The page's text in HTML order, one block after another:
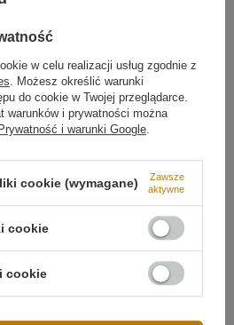
w celu realizacji usług zgodnie z
. Możesz określić warunki
do cookie w Twojej przeglądarce.
warunków i prywatności można
i warunki Google
cookie (wymagane)
Zawsze
aktywne
cookie
cookie